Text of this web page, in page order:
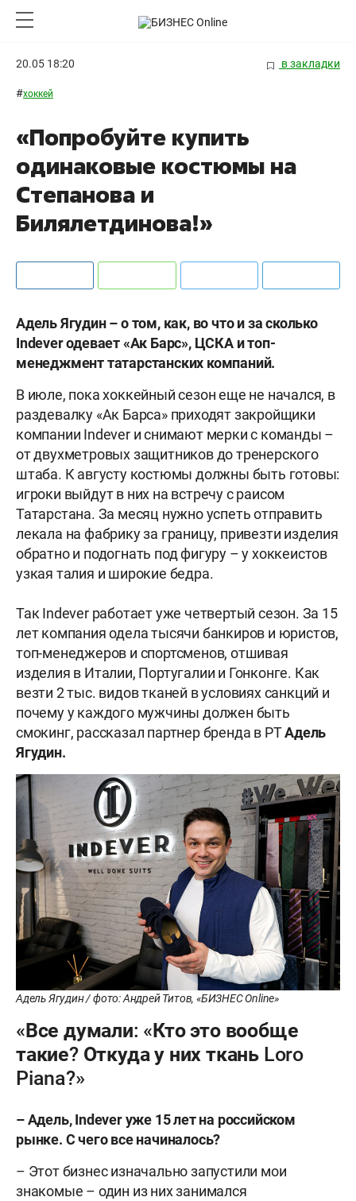
20.05 18:20 в закладки
#хоккей
«Попробуйте купить
одинаковые костюмы на
Степанова и
Билялетдинова!»
Адель Ягудин – о том, как, во что и за сколько
Indever одевает «Ак Барс», ЦСКА и топ-
менеджмент татарстанских компаний.
В июле, пока хоккейный сезон еще не начался, в
раздевалку «Ак Барса» приходят закройщики
компании Indever и снимают мерки с команды –
от двухметровых защитников до тренерского
штаба. К августу костюмы должны быть готовы:
игроки выйдут в них на встречу с раисом
Татарстана. За месяц нужно успеть отправить
лекала на фабрику за границу, привезти изделия
обратно и подогнать под фигуру – у хоккеистов
узкая талия и широкие бедра.
Так Indever работает уже четвертый сезон. За 15
лет компания одела тысячи банкиров и юристов,
топ-менеджеров и спортсменов, отшивая
изделия в Италии, Португалии и Гонконге. Как
везти 2 тыс. видов тканей в условиях санкций и
почему у каждого мужчины должен быть
смокинг, рассказал партнер бренда в РТАдель
Ягудин.
Адель Ягудин / фото: Андрей Титов, «БИЗНЕС Online»
«Все думали: «Кто это вообще
такие? Откуда у них ткань Loro
Piana?»
– Адель, Indever уже 15 лет на российском
рынке. С чего все начиналось?
– Этот бизнес изначально запустили мои
знакомые – один из них занимался